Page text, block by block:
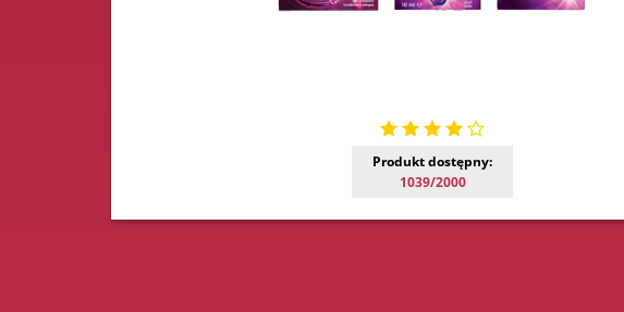
Produkt dostępny:
1039/2000